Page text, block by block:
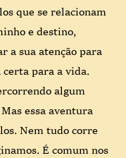
que se relacionam
e destino,
a sua atenção para
para a vida.
algum
essa aventura
Nem tudo corre
É comum nos